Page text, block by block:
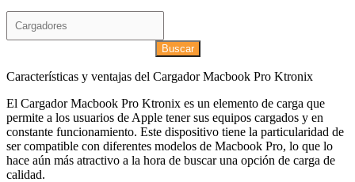
Buscar
Características y ventajas del Cargador Macbook Pro Ktronix
El Cargador Macbook Pro Ktronix es un elemento de carga que
permite a los usuarios de Apple tener sus equipos cargados y en
constante funcionamiento. Este dispositivo tiene la particularidad de
ser compatible con diferentes modelos de Macbook Pro, lo que lo
hace aún más atractivo a la hora de buscar una opción de carga de
calidad.